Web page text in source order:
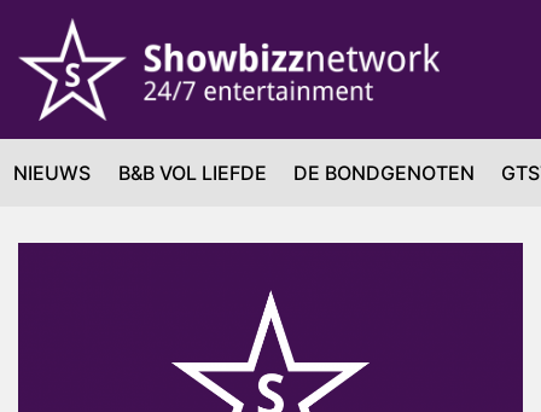
NIEUWS B&B VOL LIEFDE DE BONDGENOTEN